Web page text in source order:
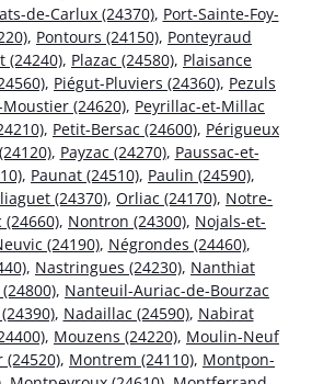
de-Carlux (24370), Port-Sainte-Foy-
, Pontours (24150), Ponteyraud
(24240), Plazac (24580), Plaisance
, Piégut-Pluviers (24360), Pezuls
Moustier (24620), Peyrillac-et-Millac
, Petit-Bersac (24600), Périgueux
, Payzac (24270), Paussac-et-
, Paunat (24510), Paulin (24590),
(24370), Orliac (24170), Notre-
(24660), Nontron (24300), Nojals-et-
(24190), Négrondes (24460),
, Nastringues (24230), Nanthiat
, Nanteuil-Auriac-de-Bourzac
, Nadaillac (24590), Nabirat
, Mouzens (24220), Moulin-Neuf
(24520), Montrem (24110), Montpon-